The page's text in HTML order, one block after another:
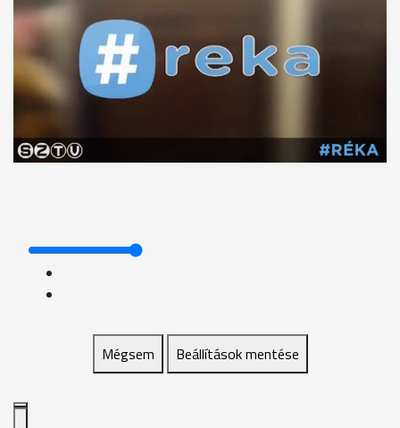
Mégsem Beállítások mentése